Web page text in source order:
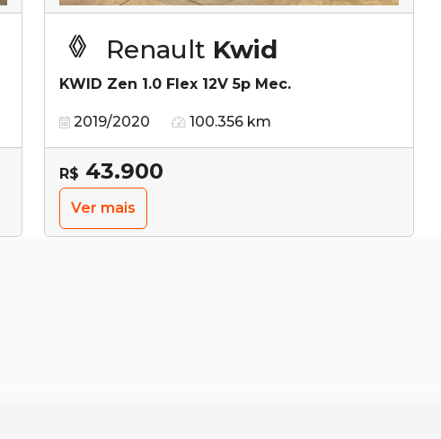
Renault Kwid
KWID Zen 1.0 Flex 12V 5p Mec.
2019/2020 100.356 km
R$ 43.900
Ver mais